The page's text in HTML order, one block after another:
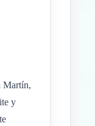
Martín,
y